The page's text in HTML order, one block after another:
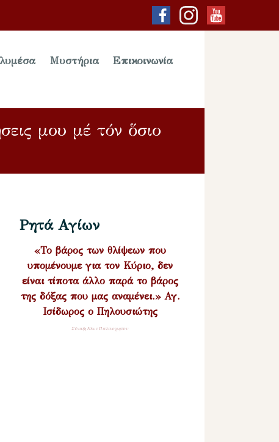
Μυστήρια Επικοινωνία
μου μέ τόν ὅσιο
Ρητά Αγίων
«Το βάρος των θλίψεων που
υπομένουμε για τον Κύριο, δεν
είναι τίποτα άλλο παρά το βάρος
της δόξας που μας αναμένει.» Αγ.
Ισίδωρος ο Πηλουσιώτης
Σύναξη Νέων Παλαιοχωρίου